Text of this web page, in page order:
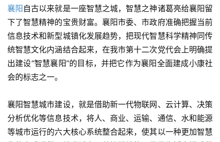
襄阳 自古以来就是一座智慧之城，智慧之神诸葛亮给襄阳留
下了智慧精神的宝贵财富。襄阳市委、市政府准确把握当前
信息技术和新型城镇化发展趋势，把现代智慧科学精神同传
统智慧文化内涵结合起来，在我市第十二次党代会上明确提
出建设“智慧襄阳”的目标，并把它作为襄阳全面建成小康社
会的标志之一。
襄阳智慧城市建设，就是借助新一代物联网、云计算、决策
分析优化等信息技术，将人、商业、运输、通信、水和能源
等城市运行的六大核心系统整合起来，使其以一种更加智慧